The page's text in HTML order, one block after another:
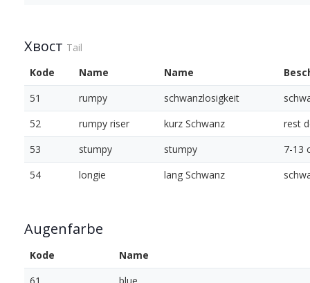
Хвост Tail
Kode
Name Name
51
rumpy schwanzlosigkeit
52
rumpy riser kurz Schwanz
rest
53
stumpy stumpy
7-13
54
longie lang Schwanz
Augenfarbe
Kode
Name